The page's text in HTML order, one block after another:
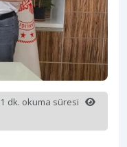
1 dk. okuma süresi